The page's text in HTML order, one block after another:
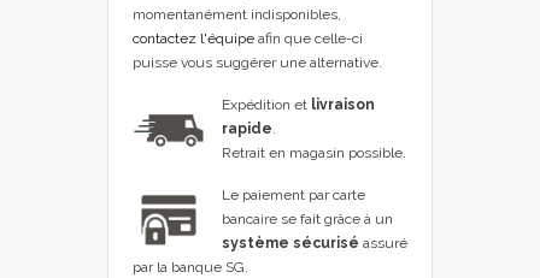
momentanément indisponibles,
contactez l'équipe afin que celle-ci
puisse vous suggérer une alternative.
Expédition et livraison
rapide
Retrait en magasin possible.
Le paiement par carte
bancaire se fait grâce à un
système sécurisé assuré
par la banque SG.